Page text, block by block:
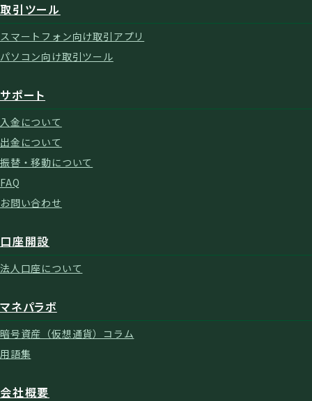
取引ツール
スマートフォン向け取引アプリ
パソコン向け取引ツール
サポート
入金について
出金について
振替・移動について
FAQ
お問い合わせ
口座開設
法人口座について
マネパラボ
暗号資産（仮想通貨）コラム
用語集
会社概要